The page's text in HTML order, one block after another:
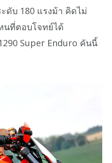
ดับ 180 แรงม้า คิดไม่
นที่ตอบโจทย์ได้
Super Enduro คันนี้